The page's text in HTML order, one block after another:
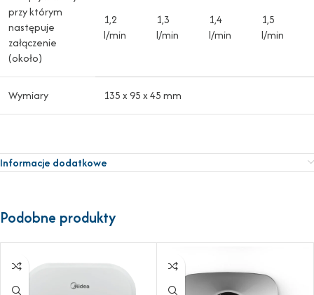
przy którym
następuje
załączenie
(około)
1,2
l/min
1,3
l/min
1,4
l/min
1,5
l/min
Wymiary 135 x 95 x 45 mm
Informacje dodatkowe
Podobne produkty